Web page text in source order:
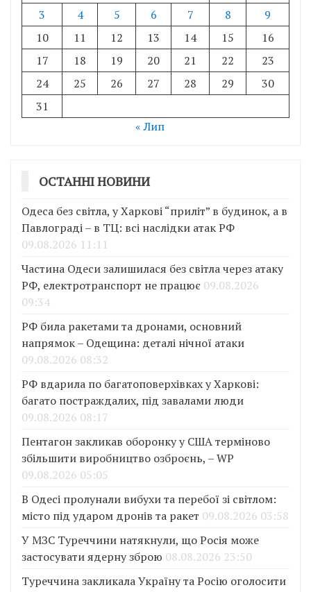
3
4 5 6 7 8
9
10
11 12 13 14 15
16
17
18 19 20 21 22
23
24
25 26 27 28 29
30
31
« Лип
ОСТАННІ НОВИНИ
Одеса без світла, у Харкові “приліт” в будинок, а в
Павлограді – в ТЦ: всі наслідки атак РФ
09.08.2026 11:11
Частина Одеси залишилася без світла через атаку
РФ, електротранспорт не працює 09.08.2026
09:34
РФ била ракетами та дронами, основний
напрямок – Одещина: деталі нічної атаки
09.08.2026 08:32
РФ вдарила по багатоповерхівках у Харкові:
багато постраждалих, під завалами люди
09.08.2026 08:17
Пентагон закликав оборонку у США терміново
збільшити виробництво озброєнь, – WP
09.08.2026 05:05
В Одесі пролунали вибухи та перебої зі світлом:
місто під ударом дронів та ракет 09.08.2026 03:58
У МЗС Туреччини натякнули, що Росія може
застосувати ядерну зброю 08.08.2026 23:50
Туреччина закликала Україну та Росію оголосити